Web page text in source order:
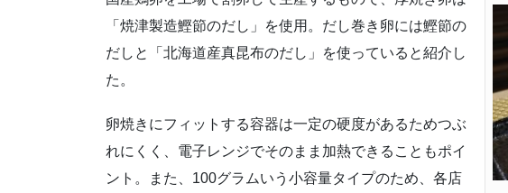
「焼津製造鰹節のだし」を使用。だし巻き卵には鰹節の
だしと「北海道産真昆布のだし」を使っていると紹介し
た。
卵焼きにフィットする容器は一定の硬度があるためつぶ
れにくく、電子レンジでそのまま加熱できることもポイ
ント。また、100グラムいう小容量タイプのため、各店